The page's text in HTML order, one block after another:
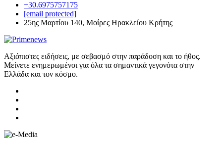
+30.6975757175
[email protected]
25ης Μαρτίου 140, Μοίρες Ηρακλείου Κρήτης
Αξιόπιστες ειδήσεις, με σεβασμό στην παράδοση και το ήθος.
Μείνετε ενημερωμένοι για όλα τα σημαντικά γεγονότα στην
Ελλάδα και τον κόσμο.